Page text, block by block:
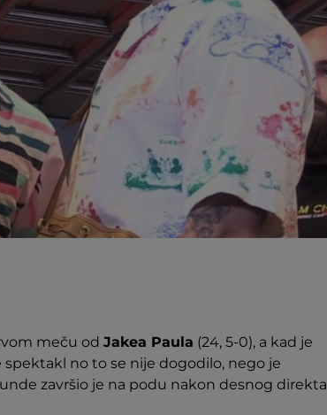
meču od Jakea Paula (24, 5-0), a kad je
no to se nije dogodilo, nego je
završio je na podu nakon desnog direkta